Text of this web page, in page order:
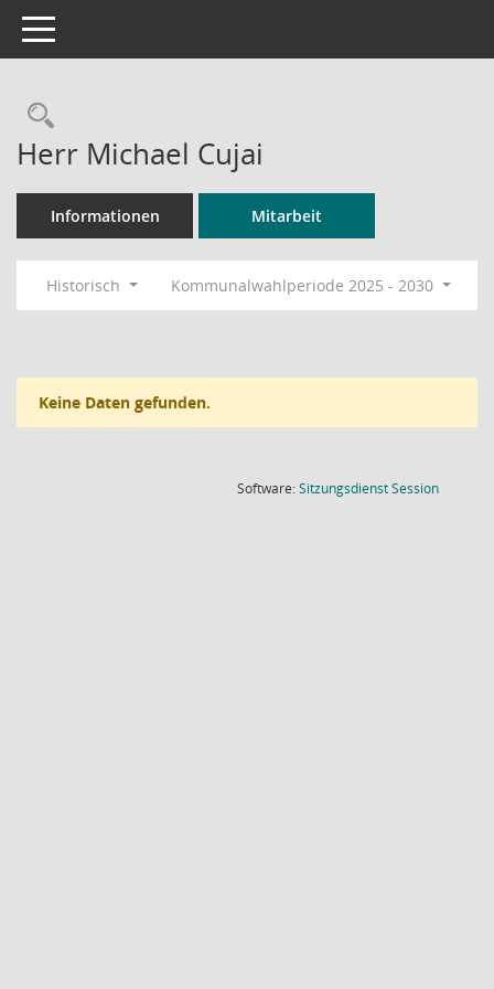
Toggle navigation
Rechercheauswahl
Herr Michael Cujai
Informationen Mitarbeit
Historisch Kommunalwahlperiode 2025 - 2030
Keine Daten gefunden.
Software:SitzungsdienstSession(Wird in